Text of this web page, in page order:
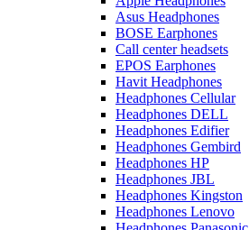
Asus Headphones
BOSE Earphones
Call center headsets
EPOS Earphones
Havit Headphones
Headphones Cellular
Headphones DELL
Headphones Edifier
Headphones Gembird
Headphones HP
Headphones JBL
Headphones Kingston
Headphones Lenovo